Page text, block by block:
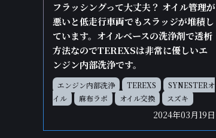
フラッシングって大丈夫？ オイル管理が
悪いと低走行車両でもスラッジが堆積し
ています。オイルベースの洗浄剤で透析
方法なのでTEREXSは非常に優しいエ
ンジン内部洗浄です。
エンジン内部洗浄 TEREXS
SYNESTERオ
イル
麻布ラボ オイル交換 スズキ
2024年03月19日